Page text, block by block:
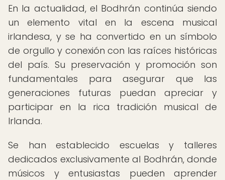
En la actualidad, el Bodhrán continúa siendo
un elemento vital en la escena musical
irlandesa, y se ha convertido en un símbolo
de orgullo y conexión con las raíces históricas
del país. Su preservación y promoción son
fundamentales para asegurar que las
generaciones futuras puedan apreciar y
participar en la rica tradición musical de
Irlanda.
Se han establecido escuelas y talleres
dedicados exclusivamente al Bodhrán, donde
músicos y entusiastas pueden aprender